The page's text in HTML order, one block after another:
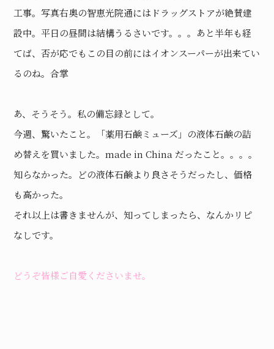
工事。写真右奥の智恵光院通にはドラッグストアが絶賛建
設中。平日の昼間は結構うるさいです。。。あと半年も経
てば、否が応でもこの目の前にはイオンスーパーが出来てい
るのね。合掌
あ、そうそう。私の備忘録として。
今週、驚いたこと。「薬用石鹸ミューズ」の液体石鹸の詰
め替えを買いました。made in China だったこと。。。。
知らなかった。どの液体石鹸より良さそうだったし、価格
も高かった。
それ以上は書きませんが、知ってしまったら、なんかリピ
なしです。
どうぞ皆様ご自愛くださいませ。